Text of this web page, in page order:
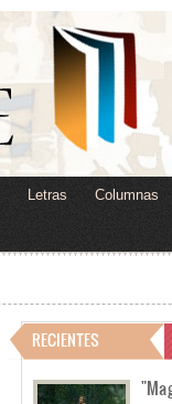
Letras Columnas
RECIENTES